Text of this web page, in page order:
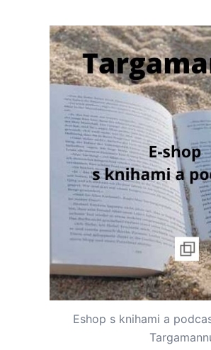
Eshop s knihami a